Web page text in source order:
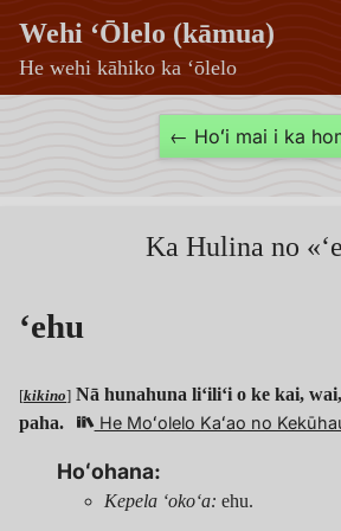
Wehi ʻŌlelo (kāmua)
He wehi kāhiko ka ʻōlelo
← Hoʻi mai i ka
Ka Hulina no
ʻehu
[kikino] Nā hunahuna liʻiliʻi o ke kai, wai,
paha.
He Moʻolelo Kaʻao no
Hoʻohana:
Kepela ʻokoʻa: ehu.